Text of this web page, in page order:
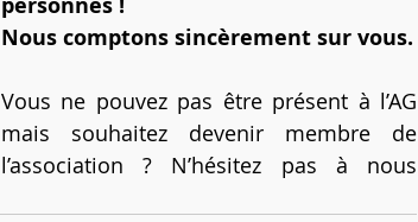
Nous comptons sincèrement sur vous.
Vous ne pouvez pas être présent à l’AG
mais souhaitez devenir membre de
l’association ? N’hésitez pas à nous